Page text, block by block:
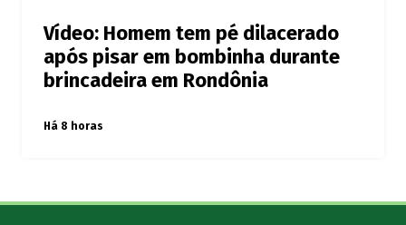
Vídeo: Homem tem pé dilacerado
após pisar em bombinha durante
brincadeira em Rondônia
Há 8 horas